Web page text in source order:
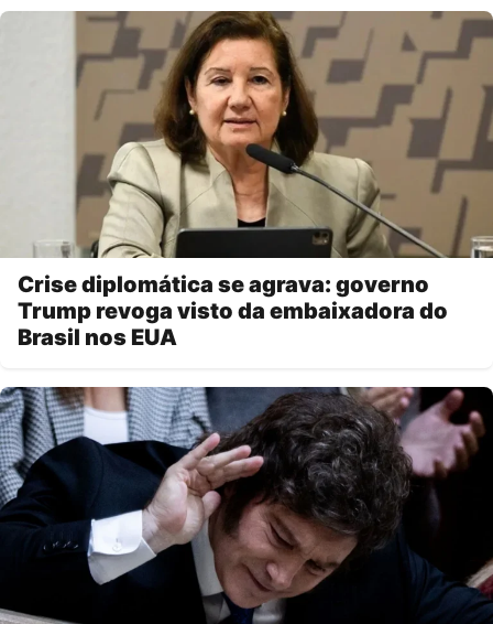
Crise diplomática se agrava: governo
Trump revoga visto da embaixadora do
Brasil nos EUA